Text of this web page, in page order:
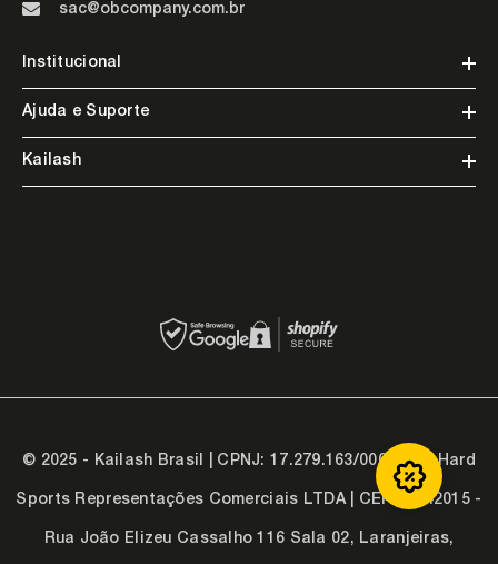
sac@obcompany.com.br
Institucional
Ajuda e Suporte
Kailash
© 2025 - Kailash Brasil | CPNJ: 17.279.163/0001-58 - Hard
Sports Representações Comerciais LTDA | CEP 07742015 -
Rua João Elizeu Cassalho 116 Sala 02, Laranjeiras,